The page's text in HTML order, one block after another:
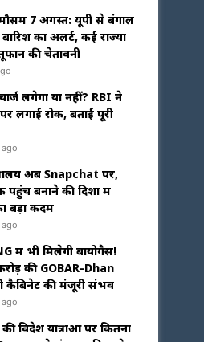
7 अगस्त: यूपी से बंगाल
का अलर्ट, कई राज्यों
की चेतावनी
लगेगा या नहीं? RBI ने
लगाई रोक, बताई पूरी
अब Snapchat पर,
बनाने की दिशा में
बड़ा कदम
में भी मिलेगी बायोगैस!
की GOBAR-Dhan
कैबिनेट की मंजूरी संभव
की विदेश यात्राओं पर कितना